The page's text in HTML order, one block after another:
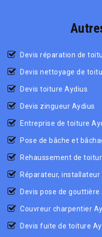
Devis réparation de
Devis nettoyage de
Devis toiture Aydius
Devis zingueur Aydius
Entreprise de toiture
Pose de bâche et
Rehaussement de
Réparateur, installateur
Devis pose de gouttière
Couvreur charpentier
Devis fuite de toiture